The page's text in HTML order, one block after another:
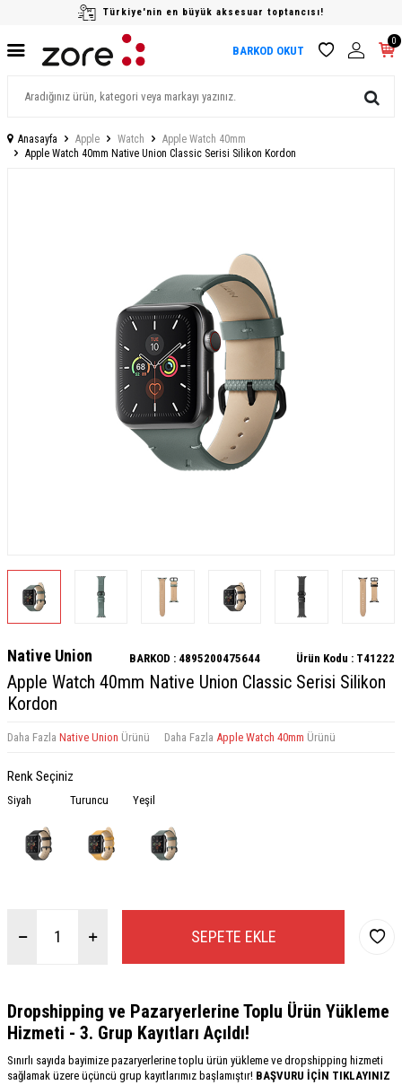
Türkiye'nin en büyük aksesuar toptancısı!
BARKOD OKUT
0
Anasayfa Apple Watch
Apple Watch 40mm
Apple Watch 40mm Native Union Classic Serisi Silikon Kordon
Native Union BARKOD : 4895200475644 Ürün Kodu : T41222
Apple Watch 40mm Native Union Classic Serisi Silikon
Kordon
Daha Fazla Native Union Ürünü Daha Fazla Apple Watch 40mm Ürünü
Renk Seçiniz
Siyah Turuncu Yeşil
SEPETE EKLE
Dropshipping ve Pazaryerlerine Toplu Ürün Yükleme
Hizmeti - 3. Grup Kayıtları Açıldı!
Sınırlı sayıda bayimize pazaryerlerine toplu ürün yükleme ve dropshipping hizmeti
sağlamak üzere üçüncü grup kayıtlarımız başlamıştır! BAŞVURU İÇİN TIKLAYINIZ